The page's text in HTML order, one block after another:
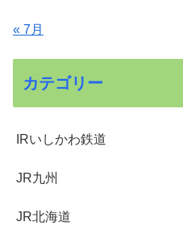
« 7月
カテゴリー
IRいしかわ鉄道
JR九州
JR北海道